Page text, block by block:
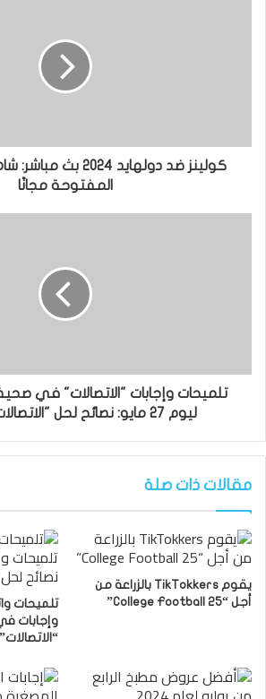
كولينز ضد دولهايد
المفتوحة مجانًا
تلميحات وإجابات "الاتصالات" في
ليوم 27 مايو: نصائح لحل "الاتصالات" رقم 351.
مقالات ذات صلة
يقوم TikTokkers بالزراعة من
أجل “College Football 25”
“الاتصالات”